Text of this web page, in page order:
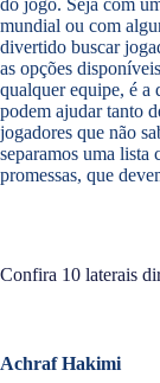
mundial ou com
divertido buscar
as opções
qualquer equipe, é a
podem ajudar tanto
jogadores que não
separamos uma lista
promessas, que
Confira 10 laterais
Achraf Hakimi